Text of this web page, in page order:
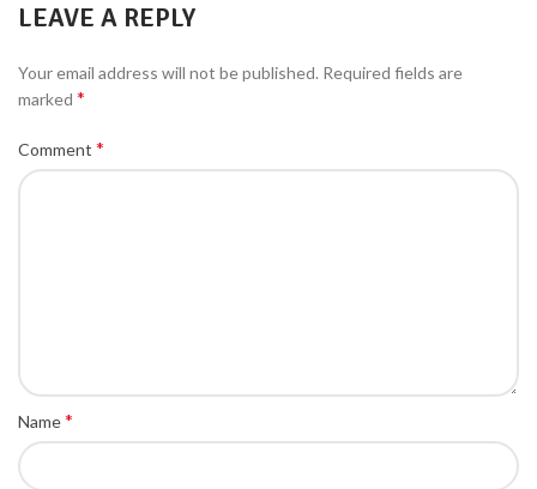
LEAVE A REPLY
Your email address will not be published. Required fields are
marked *
Comment *
Name*